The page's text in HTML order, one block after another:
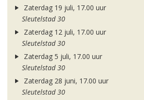
Zaterdag 19 juli, 17.00 uur
Sleutelstad 30
Zaterdag 12 juli, 17.00 uur
Sleutelstad 30
Zaterdag 5 juli, 17.00 uur
Sleutelstad 30
Zaterdag 28 juni, 17.00 uur
Sleutelstad 30